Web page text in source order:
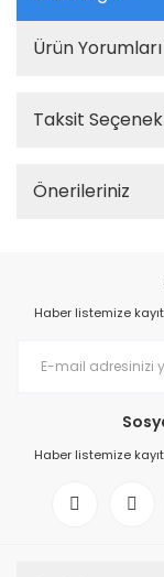
Ürün Yorumları
Taksit
Önerileriniz
Haber listemize
Haber listemize